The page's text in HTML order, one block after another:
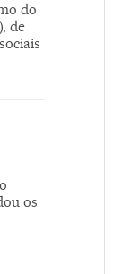
do
de
os